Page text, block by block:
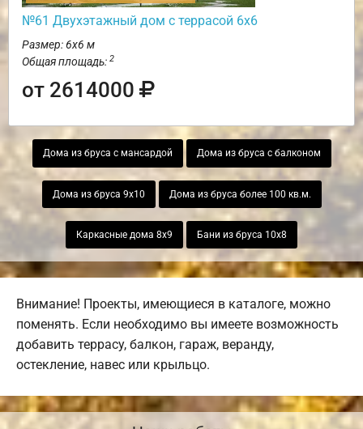
№61 Двухэтажный дом с террасой 6х6
Размер: 6х6 м
Общая площадь: 2
от 2614000
Дома из бруса с мансардой Дома из бруса с балконом
Дома из бруса 9х10 Дома из бруса более 100 кв.м.
Каркасные дома 8х9 Бани из бруса 10х8
Внимание! Проекты, имеющиеся в каталоге, можно
поменять. Если необходимо вы имеете возможность
добавить террасу, балкон, гараж, веранду,
остекление, навес или крыльцо.